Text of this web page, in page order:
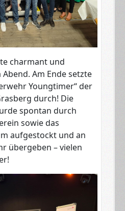
charmant und
Am Ende setzte
Youngtimer“ der
durch! Die
spontan durch
sowie das
aufgestockt und an
übergeben – vielen